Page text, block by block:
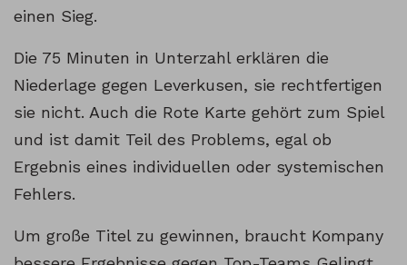
einen Sieg.
Die 75 Minuten in Unterzahl erklären die
Niederlage gegen Leverkusen, sie rechtfertigen
sie nicht. Auch die Rote Karte gehört zum Spiel
und ist damit Teil des Problems, egal ob
Ergebnis eines individuellen oder systemischen
Fehlers.
Um große Titel zu gewinnen, braucht Kompany